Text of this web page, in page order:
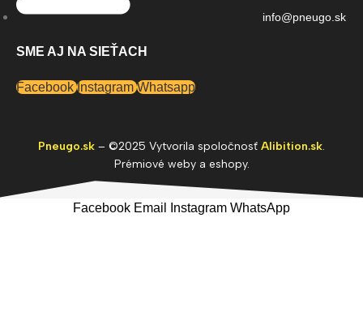
info@pneugo.sk
SME AJ NA SIEŤACH
Facebook Instagram Whatsapp
Pneugo.sk – ©2025 Vytvorila spoločnosť Alibition.sk.
Prémiové weby a eshopy.
Facebook Email Instagram WhatsApp